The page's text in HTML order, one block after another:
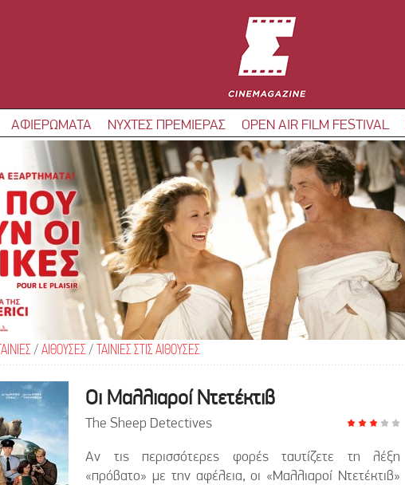
ΑΦΙΕΡΩΜΑΤΑ ΝΥΧΤΕΣ ΠΡΕΜΙΕΡΑΣ OPEN AIR FILM FESTIVAL
ΤΑΙΝΙΕΣ/ ΑΙΘΟΥΣΕΣ/ ΤΑΙΝΙΕΣ ΣΤΙΣ ΑΙΘΟΥΣΕΣ
Οι Μαλλιαροί Ντετέκτιβ
The Sheep Detectives
Αν τις περισσότερες φορές ταυτίζετε τη λέξη
«πρόβατο» με την αφέλεια, οι «Μαλλιαροί Ντετέκτιβ»